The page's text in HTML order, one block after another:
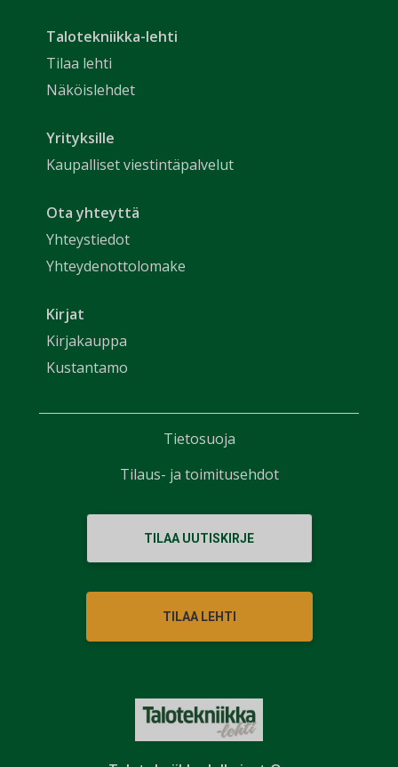
Talotekniikka-lehti
Tilaa lehti
Näköislehdet
Yrityksille
Kaupalliset viestintäpalvelut
Ota yhteyttä
Yhteystiedot
Yhteydenottolomake
Kirjat
Kirjakauppa
Kustantamo
TILAA UUTISKIRJE
TILAA LEHTI
Tietosuoja
Tilaus- ja toimitusehdot